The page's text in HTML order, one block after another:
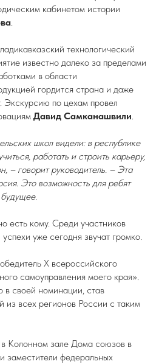
кабинетом истории
.
технологический
известно далеко за пределами
в области
гордится страна и даже
Экскурсию по цехам провел
Давид Самканашвили.
школ видели: в республике
работать и строить карьеру,
– говорит руководитель. – Эта
Это возможность для ребят
будущее.
есть кому. Среди участников
уже сегодня звучат громко.
Х всероссийского
самоуправления моего края».
в своей номинации, став
из всех регионов России с таким
Колонном зале Дома союзов в
заместители федеральных